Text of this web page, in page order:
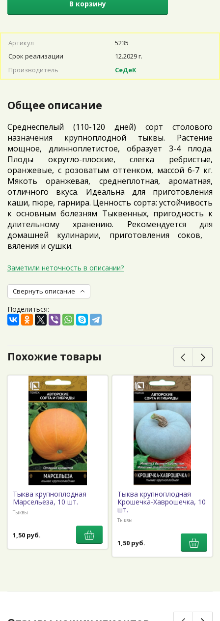
В корзину
Артикул
5235
Срок реализации
12.2029 г.
Производитель
СеДеК
Общее описание
Среднеспелый (110-120 дней) сорт столового
назначения крупноплодной тыквы. Растение
мощное, длинноплетистое, образует 3-4 плода.
Плоды округло-плоские, слегка ребристые,
оранжевые, с розоватым оттенком, массой 6-7 кг.
Мякоть оранжевая, среднеплотная, ароматная,
отличного вкуса. Идеальна для приготовления
каши, пюре, гарнира. Ценность сорта: устойчивость
к основным болезням Тыквенных, пригодность к
длительному хранению. Рекомендуется для
домашней кулинарии, приготовления соков,
вяления и сушки.
Заметили неточность в описании?
Свернуть описание
Поделиться:
Похожие товары
Тыква крупноплодная
Марсельеза, 10 шт.
Тыквы
1,50 руб.
Тыква крупноплодная
Крошечка-Хаврошечка, 10
шт.
Тыквы
1,50 руб.